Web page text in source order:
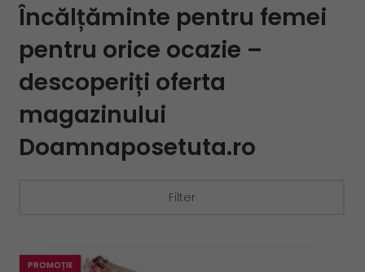
Filter
Încălțăminte pentru femei
pentru orice ocazie –
descoperiți oferta
magazinului
Doamnaposetuta.ro
PROMOȚIE